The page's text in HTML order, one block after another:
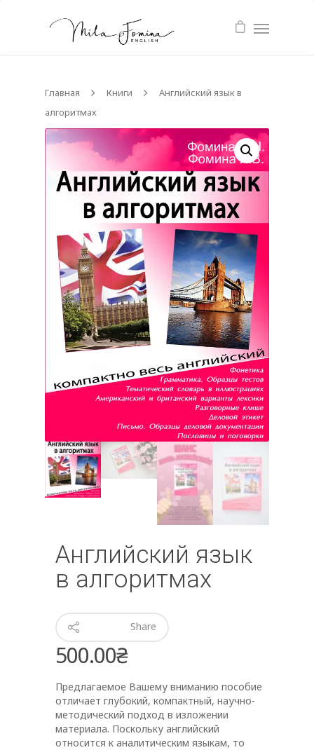
Главная Книги
Английский язык в
алгоритмах
Английский язык
в алгоритмах
Share
500.00₴
Предлагаемое Вашему вниманию пособие
отличает глубокий, компактный, научно-
методический подход в изложении
материала. Поскольку английский
относится к аналитическим языкам, то